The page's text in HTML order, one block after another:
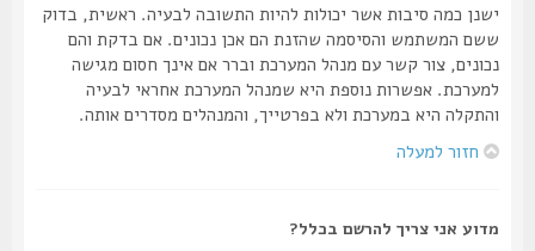
ישנן כמה סיבות אשר יכולות להיות התשובה לבעיה. ראשית, בדוק
ששם המשתמש והסיסמה שהזנת הם אכן נכונים. אם בדקת והם
נכונים, צור קשר עם מנהל המערכת וברר אם אינך חסום מגישה
למערכת. אפשרות נוספת היא שמנהל המערכת אחראי לבעיה
והתקלה היא במערכת ולא בפרטייך, והמנהלים מסדרים אותה.
חזור למעלה
מדוע אני צריך להרשם בכלל?